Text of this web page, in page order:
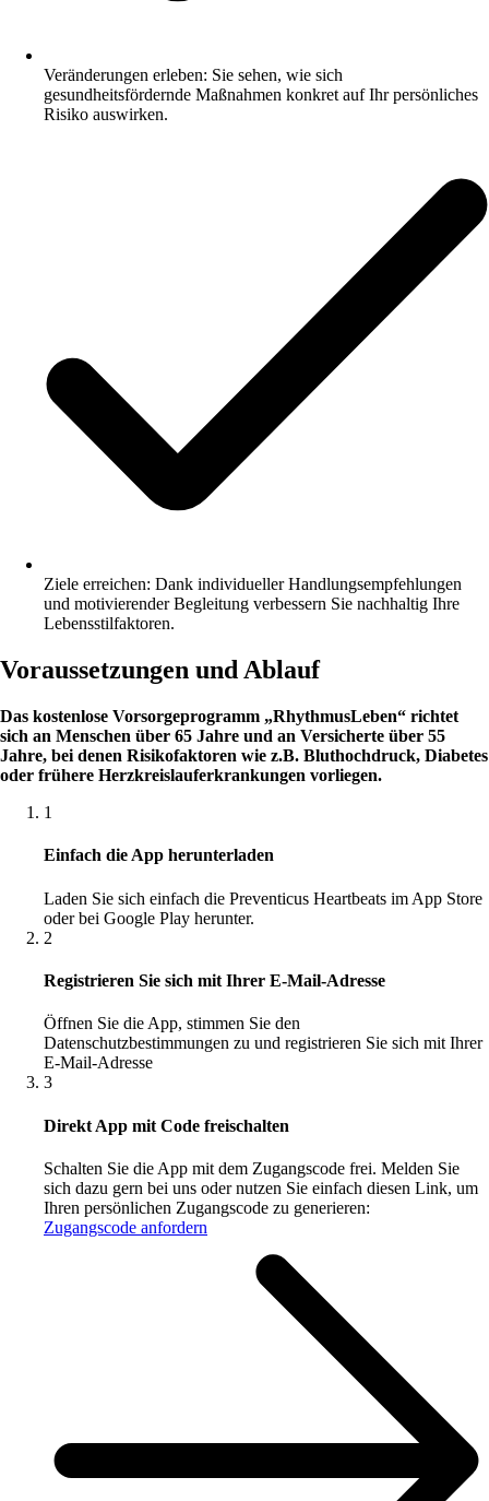
Veränderungen erleben: Sie sehen, wie sich
gesundheitsfördernde Maßnahmen konkret auf Ihr persönliches
Risiko auswirken.
Ziele erreichen: Dank individueller Handlungsempfehlungen
und motivierender Begleitung verbessern Sie nachhaltig Ihre
Lebensstilfaktoren.
Voraussetzungen und Ablauf
Das kostenlose Vorsorgeprogramm „RhythmusLeben“ richtet
sich an Menschen über 65 Jahre und an Versicherte über 55
Jahre, bei denen Risikofaktoren wie z.B. Bluthochdruck, Diabetes
oder frühere Herzkreislauferkrankungen vorliegen.
1
Einfach die App herunterladen
Laden Sie sich einfach die Preventicus Heartbeats im App Store
oder bei Google Play herunter.
2
Registrieren Sie sich mit Ihrer E-Mail-Adresse
Öffnen Sie die App, stimmen Sie den
Datenschutzbestimmungen zu und registrieren Sie sich mit Ihrer
E-Mail-Adresse
3
Direkt App mit Code freischalten
Schalten Sie die App mit dem Zugangscode frei. Melden Sie
sich dazu gern bei uns oder nutzen Sie einfach diesen Link, um
Ihren persönlichen Zugangscode zu generieren:
Zugangscode anfordern